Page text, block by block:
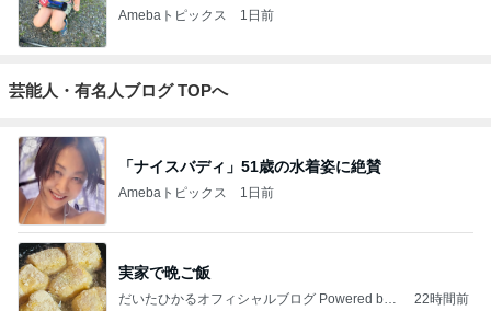
Amebaトピックス 1日前
芸能人・有名人ブログ TOPへ
「ナイスバディ」51歳の水着姿に絶賛
Amebaトピックス 1日前
実家で晩ご飯
だいたひかるオフィシャルブログ Powered by
22時間前